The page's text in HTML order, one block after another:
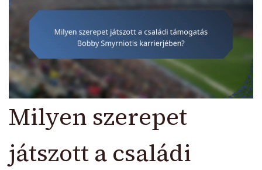
Milyen szerepet
játszott a családi